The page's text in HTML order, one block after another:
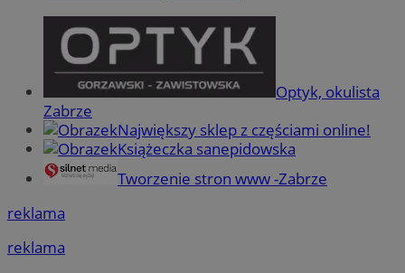
Optyk, okulista
Zabrze
Największy sklep z częściami online!
Książeczka sanepidowska
Tworzenie stron www -Zabrze
reklama
reklama